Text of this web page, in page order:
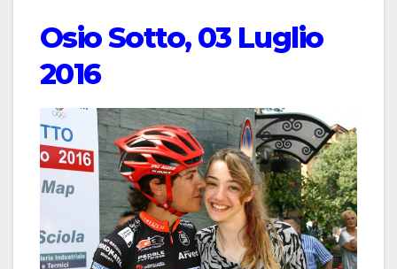
Osio Sotto, 03 Luglio
2016